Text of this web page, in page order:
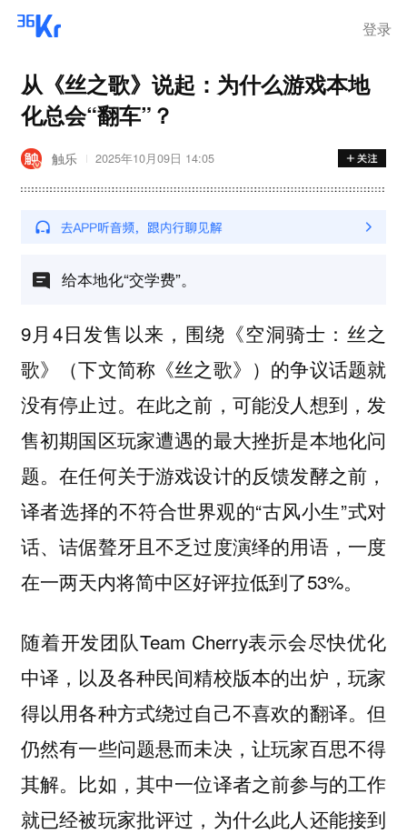
登录
从《丝之歌》说起：为什么游戏本地
化总会“翻车”？
触乐 2025年10月09日 14:05
给本地化“交学费”。
9月4日发售以来，围绕《空洞骑士：丝之
歌》（下文简称《丝之歌》）的争议话题就
没有停止过。在此之前，可能没人想到，发
售初期国区玩家遭遇的最大挫折是本地化问
题。在任何关于游戏设计的反馈发酵之前，
译者选择的不符合世界观的“古风小生”式对
话、诘倨聱牙且不乏过度演绎的用语，一度
在一两天内将简中区好评拉低到了53%。
随着开发团队Team Cherry表示会尽快优化
中译，以及各种民间精校版本的出炉，玩家
得以用各种方式绕过自己不喜欢的翻译。但
仍然有一些问题悬而未决，让玩家百思不得
其解。比如，其中一位译者之前参与的工作
就已经被玩家批评过，为什么此人还能接到